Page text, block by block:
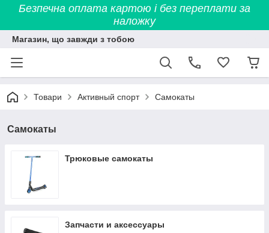
Безпечна оплата картою і без переплати за
наложку
Магазин, що завжди з тобою
Товари Активный спорт Самокаты
Самокаты
Трюковые самокаты
Запчасти и аксессуары